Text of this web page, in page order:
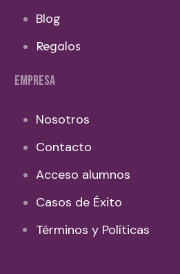
Blog
Regalos
EMPRESA
Nosotros
Contacto
Acceso alumnos
Casos de Éxito
Términos y Políticas